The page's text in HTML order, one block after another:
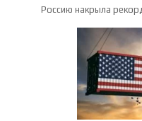
Россию накрыла